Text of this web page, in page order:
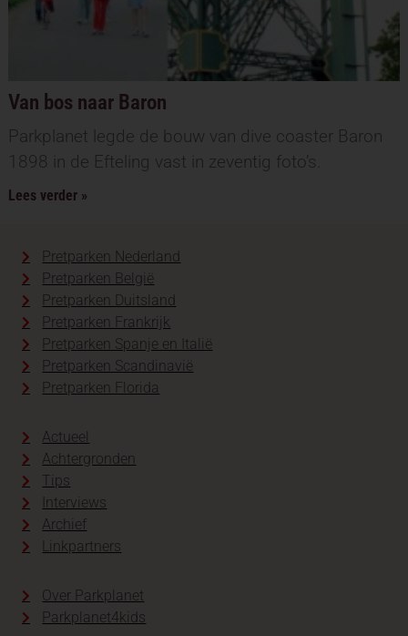
Van bos naar Baron
Parkplanet legde de bouw van dive coaster Baron
1898 in de Efteling vast in zeventig foto’s.
Lees verder »
Pretparken Nederland
Pretparken België
Pretparken Duitsland
Pretparken Frankrijk
Pretparken Spanje en Italië
Pretparken Scandinavië
Pretparken Florida
Actueel
Achtergronden
Tips
Interviews
Archief
Linkpartners
Over Parkplanet
Parkplanet4kids